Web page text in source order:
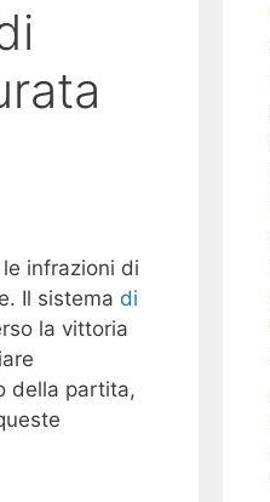
infrazioni di
Il sistema di
la vittoria
della partita,